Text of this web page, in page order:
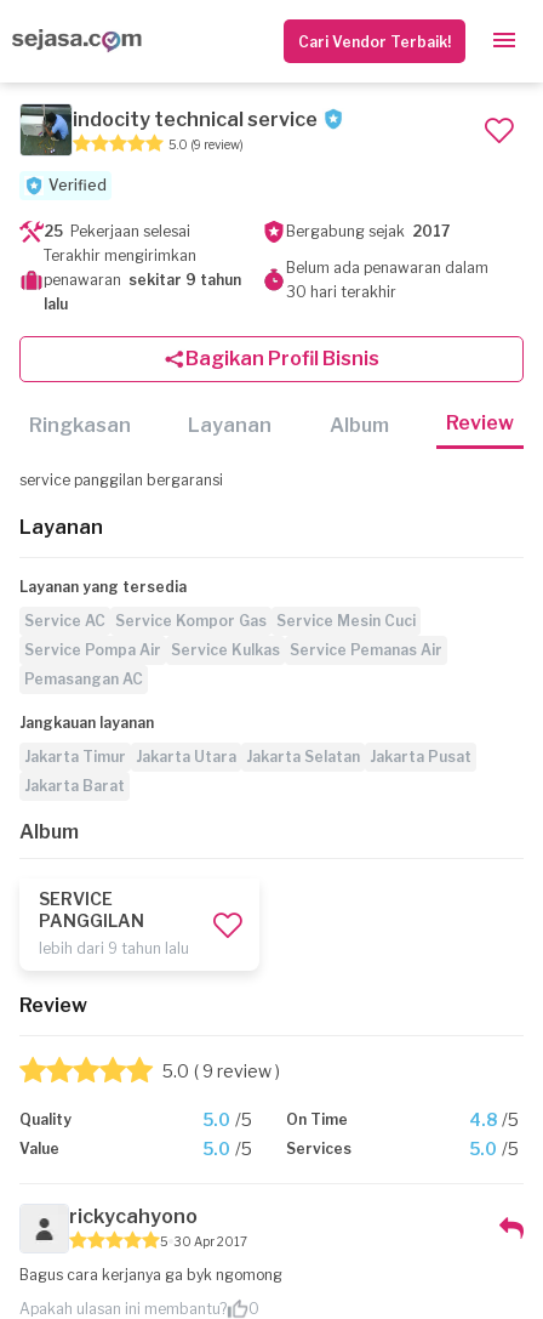
Cari Vendor Terbaik!
indocity technical service
5.0 (9 review)
Verified
25 Pekerjaan selesai Bergabung sejak 2017
Terakhir mengirimkan
penawaran sekitar 9 tahun
lalu
Belum ada penawaran dalam
30 hari terakhir
Bagikan Profil Bisnis
Ringkasan Layanan Album Review
service panggilan bergaransi
Layanan
Layanan yang tersedia
Service AC
Service Kompor Gas Service Mesin Cuci
Service Pompa Air
Service Kulkas Service Pemanas Air
Pemasangan AC
Jangkauan layanan
Jakarta Timur
Jakarta Utara Jakarta Selatan Jakarta Pusat
Jakarta Barat
Album
SERVICE
PANGGILAN
lebih dari 9 tahun lalu
Review
5.0 ( 9 review )
Quality 5.0 /5 On Time 4.8 /5
Value 5.0 /5 Services 5.0 /5
rickycahyono
5 30 Apr 2017
Bagus cara kerjanya ga byk ngomong
Apakah ulasan ini membantu?
0